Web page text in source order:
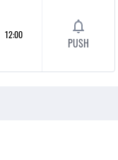
12:00
PUSH